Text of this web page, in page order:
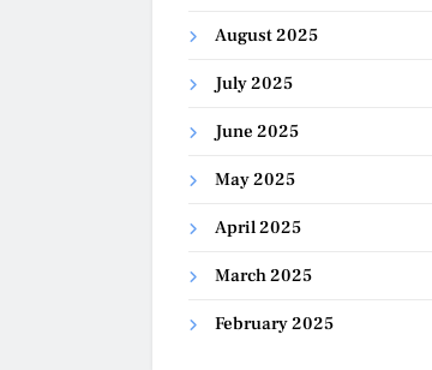
August 2025
July 2025
June 2025
May 2025
April 2025
March 2025
February 2025